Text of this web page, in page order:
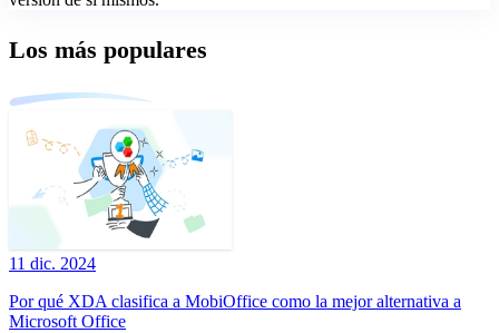
Los más populares
11 dic. 2024
Por qué XDA clasifica a MobiOffice como la mejor alternativa a
Microsoft Office